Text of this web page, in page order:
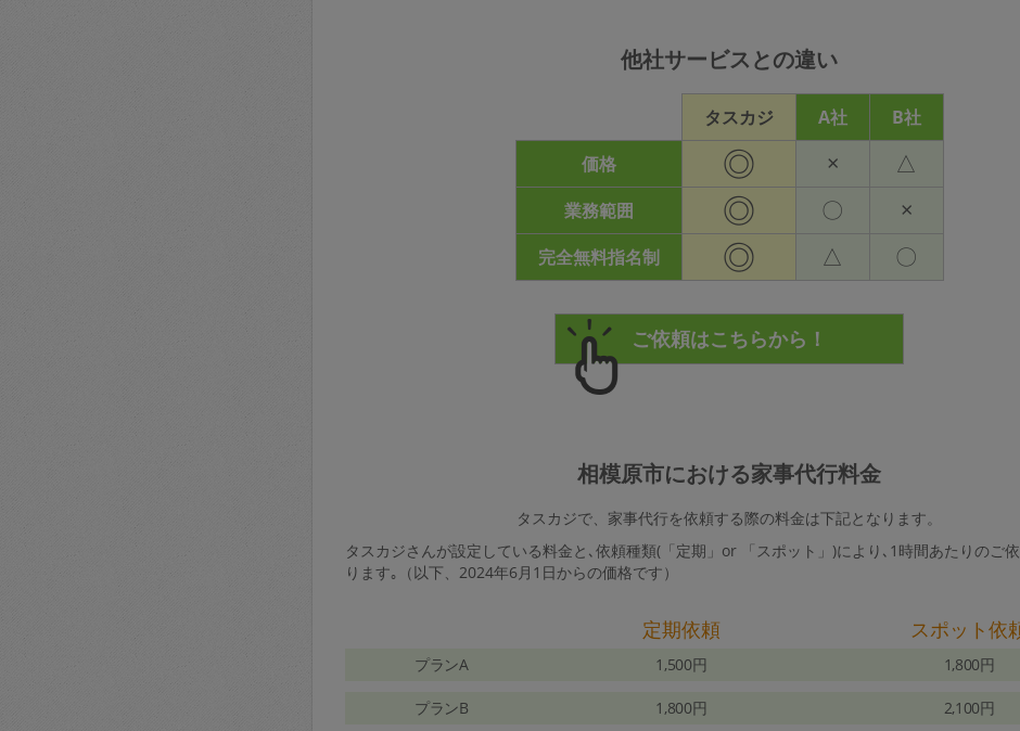
他社サービスとの違い
タスカジ A社
B社
価格
◎ × △
業務範囲 ◎ 〇 ×
完全無料指名制 ◎ △ 〇
相模原市における家事代行料金
タスカジで、家事代行を依頼する際の料金は下記となります。
タスカジさんが設定している料金と､依頼種類(「定期」or 「スポット」)により､1時間あたりのご
ります｡（以下、2024年6月1日からの価格です）
定期依頼 スポット依
プランA 1,500円 1,800円
プランB 1,800円 2,100円